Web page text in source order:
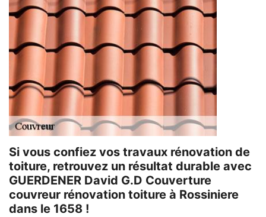
Si vous confiez vos travaux rénovation de
toiture, retrouvez un résultat durable avec
GUERDENER David G.D Couverture
couvreur rénovation toiture à Rossiniere
dans le 1658 !